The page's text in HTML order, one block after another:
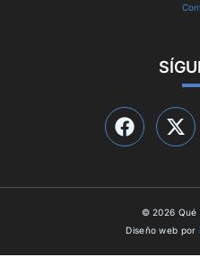
© 2026 Qué
Diseño web por